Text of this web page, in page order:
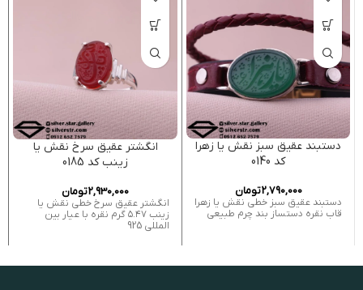
دستبند عقیق سبز نقش یا زهرا
کد 0140
2,790,000تومان
دستبند عقیق سبز خطی نقش یا زهرا
قاب نقره دستساز بند چرم طبیعی
انگشتر عقیق سرخ نقش یا
زینب کد 0185
2,930,000تومان
انگشتر عقیق سرخ خطی نقش یا
زینب ۵.۴۷ گرم نقره با عیار بین
المللی 925